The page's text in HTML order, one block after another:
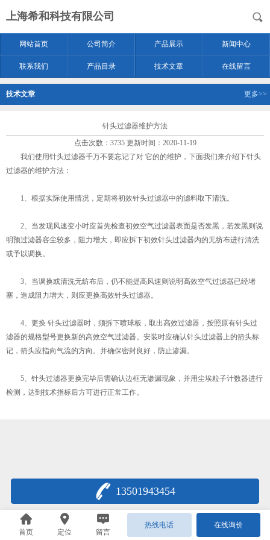
上海希和科技有限公司
网站首页 公司简介 产品展示 新闻中心
联系我们 产品目录 技术文章 在线留言
技术文章 更多>>
针头过滤器维护方法
点击次数：3735 更新时间：2020-11-19
我们使用针头过滤器千万不要忘记了对 它的的维护，下面我们来介绍下针头
过滤器的维护方法：
1、根据实际使用情况，定期将初效针头过滤器中的滤料取下清洗。
2、当发现风速变小时应首先检查初效空气过滤器表面是否发黑，若发黑则说
明预过滤器容尘较多，阻力增大，即应拆下初效针头过滤器内的无纺布进行清洗
或予以调换。
3、当调换或清洗无纺布后，仍不能提高风速则说明高效空气过滤器已经堵
塞，造成阻力增大，则应更换高效针头过滤器。
4、更换 针头过滤器时，须拆下喷球板，取出高效过滤器，按照原有针头过
滤器的规格型号更换新的高效空气过滤器。安装时应确认针头过滤器上的箭头标
记，箭头应指向气流的方向。并确保密封良好，防止渗漏。
5、针头过滤器更换完毕后需确认边框无渗漏现象，并用尘埃粒子计数器进行
检测，达到技术指标后方可进行正常工作。
13501943454
首页 定位 留言
热线电话 在线询价